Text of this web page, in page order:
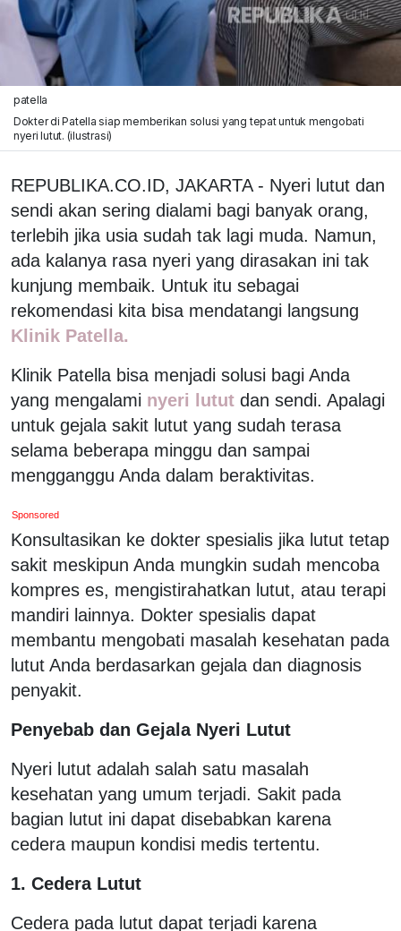
patella
Dokter di Patella siap memberikan solusi yang tepat untuk mengobati
nyeri lutut. (ilustrasi)
REPUBLIKA.CO.ID, JAKARTA - Nyeri lutut dan
sendi akan sering dialami bagi banyak orang,
terlebih jika usia sudah tak lagi muda. Namun,
ada kalanya rasa nyeri yang dirasakan ini tak
kunjung membaik. Untuk itu sebagai
rekomendasi kita bisa mendatangi langsung
Klinik Patella.
Klinik Patella bisa menjadi solusi bagi Anda
yang mengalami nyeri lutut dan sendi. Apalagi
untuk gejala sakit lutut yang sudah terasa
selama beberapa minggu dan sampai
mengganggu Anda dalam beraktivitas.
Sponsored
Konsultasikan ke dokter spesialis jika lutut tetap
sakit meskipun Anda mungkin sudah mencoba
kompres es, mengistirahatkan lutut, atau terapi
mandiri lainnya. Dokter spesialis dapat
membantu mengobati masalah kesehatan pada
lutut Anda berdasarkan gejala dan diagnosis
penyakit.
Penyebab dan Gejala Nyeri Lutut
Nyeri lutut adalah salah satu masalah
kesehatan yang umum terjadi. Sakit pada
bagian lutut ini dapat disebabkan karena
cedera maupun kondisi medis tertentu.
1. Cedera Lutut
Cedera pada lutut dapat terjadi karena